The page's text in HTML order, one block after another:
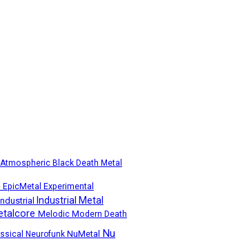
Atmospheric Black Death Metal
EpicMetal Experimental
Industrial Metal
Melodic Modern Death
Neurofunk NuMetal Nu